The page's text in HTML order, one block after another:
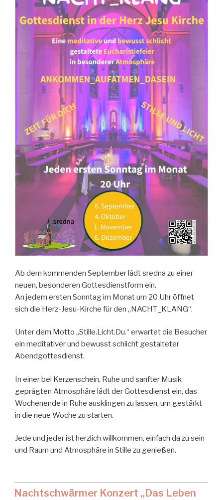
Ab dem kommenden September lädt sredna zu einer
neuen, besonderen Gottesdienstform ein.
An jedem ersten Sonntag im Monat um 20 Uhr öffnet
sich die Herz-Jesu-Kirche für den „NACHT_KLANG“.
Unter dem Motto „Stille.Licht.Du.“ erwartet die Besucher
ein meditativer und bewusst schlicht gestalteter
Abendgottesdienst.
In einer bei Kerzenschein, Ruhe und sanfter Musik
geprägten Atmosphäre lädt der Gottesdienst ein, das
Wochenende in Ruhe ausklingen zu lassen, um gestärkt
in die neue Woche zu starten.
Jede und jeder ist herzlich willkommen, einfach da zu sein
und Raum und Atmosphäre in Stille zu genießen.
Nachtschwärmer Konzert „Das Leben